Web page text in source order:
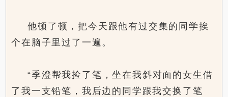
他顿了顿，把今天跟他有过交集的同学挨
个在脑子里过了一遍。
“季澄帮我捡了笔，坐在我斜对面的女生借
了我一支铅笔，我后边的同学跟我交换了笔